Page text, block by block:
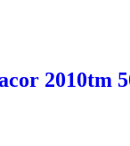
2010tm